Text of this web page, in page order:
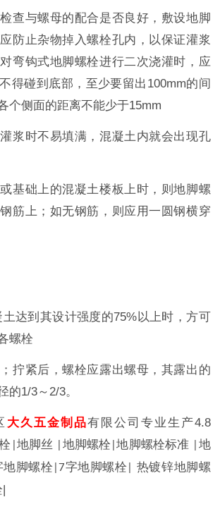
查与螺母的配合是否良好，敷设地脚
防止杂物掉入螺栓孔内，以保证灌浆
弯钩式地脚螺栓进行二次浇灌时，应
得碰到底部，至少要留出100mm的间
个侧面的距离不能少于15mm
浆时不易填满，混凝土内就会出现孔
基础上的混凝土楼板上时，则地脚螺
筋上；如无钢筋，则应用一圆钢横穿
达到其设计强度的75%以上时，方可
螺栓
拧紧后，螺栓应露出螺母，其露出的
的1/3～2/3。
大久五金制品有限公司专业生产4.8
地脚丝 地脚螺栓 |地脚螺栓标准
地
地脚螺栓 |7字地脚螺栓
热镀锌地脚螺
|